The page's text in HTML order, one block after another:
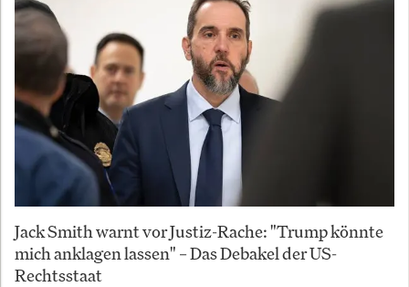
Jack Smith warnt vor Justiz-Rache: "Trump könnte
mich anklagen lassen" – Das Debakel der US-
Rechtsstaat